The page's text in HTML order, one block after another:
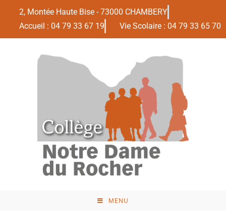
2, Montée Haute Bise - 73000 CHAMBERY
Accueil : 04 79 33 67 19
Vie Scolaire : 04 79 33 65 70
MENU